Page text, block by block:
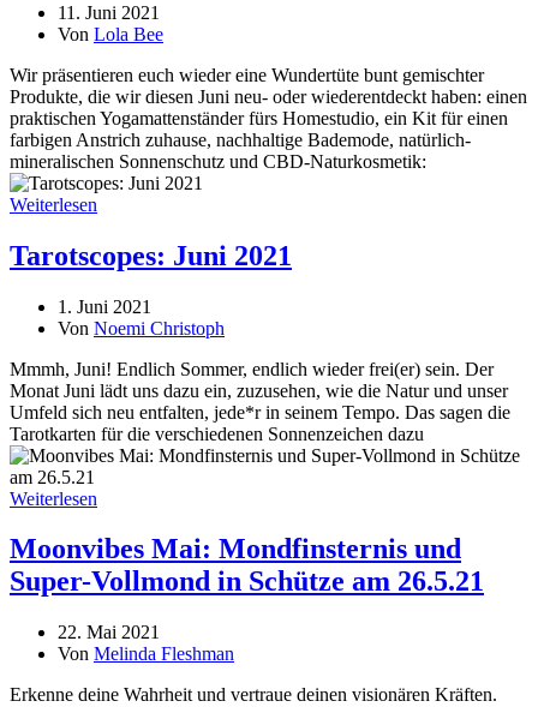
11. Juni 2021
Von Lola Bee
Wir präsentieren euch wieder eine Wundertüte bunt gemischter
Produkte, die wir diesen Juni neu- oder wiederentdeckt haben: einen
praktischen Yogamattenständer fürs Homestudio, ein Kit für einen
farbigen Anstrich zuhause, nachhaltige Bademode, natürlich-
mineralischen Sonnenschutz und CBD-Naturkosmetik:
Weiterlesen
Tarotscopes: Juni 2021
1. Juni 2021
Von Noemi Christoph
Mmmh, Juni! Endlich Sommer, endlich wieder frei(er) sein. Der
Monat Juni lädt uns dazu ein, zuzusehen, wie die Natur und unser
Umfeld sich neu entfalten, jede*r in seinem Tempo. Das sagen die
Tarotkarten für die verschiedenen Sonnenzeichen dazu
Weiterlesen
Moonvibes Mai: Mondfinsternis und
Super-Vollmond in Schütze am 26.5.21
22. Mai 2021
Von Melinda Fleshman
Erkenne deine Wahrheit und vertraue deinen visionären Kräften.